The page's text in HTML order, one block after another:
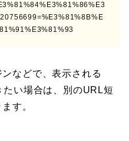
などで、表示される
い場合は、別のURL短
す。